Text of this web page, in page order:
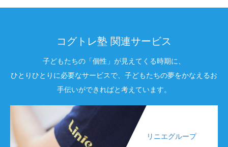
コグトレ塾 関連サービス
子どもたちの「個性」が見えてくる時期に、
ひとりひとりに必要なサービスで、子どもたちの夢をかなえるお
手伝いができればと考えています。
リニエグループ